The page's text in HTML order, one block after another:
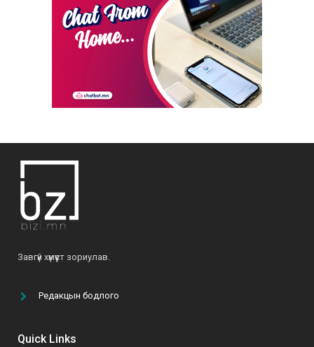
2021-02-17
ХЭН НЬ “ЭТГЭЭД” вэ?
Б.Ариунтуяа: “Аливаад чин сэтгэлээр,
2022-04-28
нь туслах далай шиг их боломж бий”
Завгүй хүмүүст зориулав.
Редакцын бодлого
Quick Links